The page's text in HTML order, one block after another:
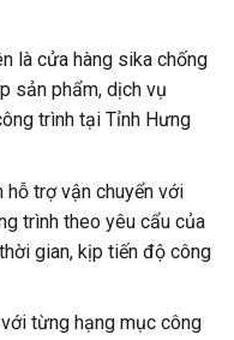
là cửa hàng sika chống
sản phẩm, dịch vụ
trình tại Tỉnh Hưng
hỗ trợ vận chuyển với
trình theo yêu cẩu của
gian, kịp tiến độ công
từng hạng mục công